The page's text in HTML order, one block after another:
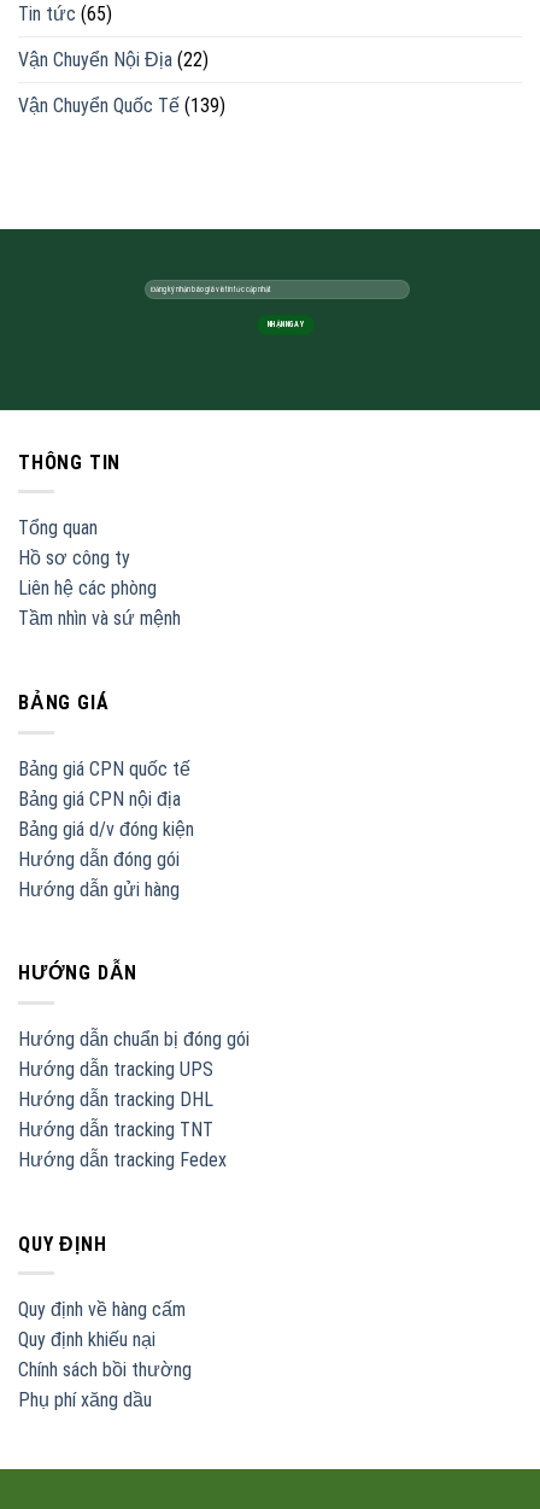
Tin tức (65)
Vận Chuyển Nội Địa (22)
Vận Chuyển Quốc Tế (139)
THÔNG TIN
Tổng quan
Hồ sơ công ty
Liên hệ các phòng
Tầm nhìn và sứ mệnh
BẢNG GIÁ
Bảng giá CPN quốc tế
Bảng giá CPN nội địa
Bảng giá d/v đóng kiện
Hướng dẫn đóng gói
Hướng dẫn gửi hàng
HƯỚNG DẪN
Hướng dẫn chuẩn bị đóng gói
Hướng dẫn tracking UPS
Hướng dẫn tracking DHL
Hướng dẫn tracking TNT
Hướng dẫn tracking Fedex
QUY ĐỊNH
Quy định về hàng cấm
Quy định khiếu nại
Chính sách bồi thường
Phụ phí xăng dầu